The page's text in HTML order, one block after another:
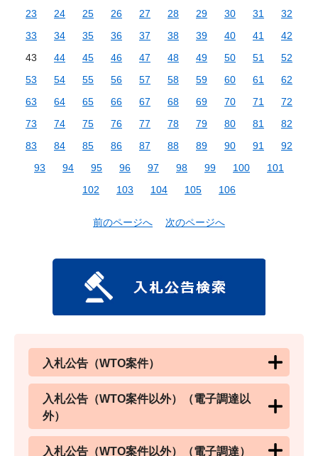
23
24 25 26 27 28 29 30 31
32
33
34 35 36 37 38 39 40 41
42
43
44 45 46 47 48 49 50 51
52
53
54 55 56 57 58 59 60 61
62
63
64 65 66 67 68 69 70 71
72
73
74 75 76 77 78 79 80 81
82
83
84 85 86 87 88 89 90 91
92
93
94 95 96 97 98 99 100
101
102
103 104 105 106
前のページへ 次のページへ
入札公告（WTO案件）
入札公告（WTO案件以外）（電子調達以
外）
入札公告（WTO案件以外）（電子調達）